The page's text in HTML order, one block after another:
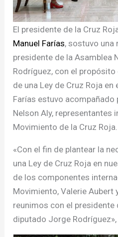
El presidente de la Cruz
Manuel Farías, sostuvo una
presidente de la Asamblea
Rodríguez, con el
de una Ley de Cruz Roja en
Farías estuvo acompañado
Nelson Aly, representantes
Movimiento de la Cruz Roja.
«Con el fin de plantear la
una Ley de Cruz Roja en
de los componentes
Movimiento, Valerie Aubert
reunimos con el presidente
diputado Jorge